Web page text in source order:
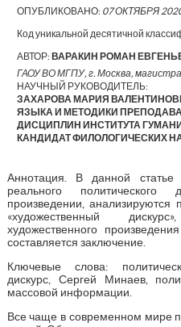
ОПУБЛИКОВАНО: 07 ОКТЯБРЯ
Код уникальной десятичной
АВТОР:ВАРАКИН РОМАН
ГАОУ ВО МГПУ, г. Москва,
НАУЧНЫЙ РУКОВОДИТЕЛЬ:
ЗАХАРОВА МАРИЯ
ЯЗЫКА И МЕТОДИКИ
ДИСЦИПЛИН ИНСТИТУТА
КАНДИДАТ ФИЛОЛОГИЧЕСКИХ
Аннотация. В данной статье
реального политического
произведении, анализируются
«художественный
художественного
составляется заключение.
Ключевые слова:
дискурс, Сергей Минаев,
массовой информации.
Все чаще в современном мире